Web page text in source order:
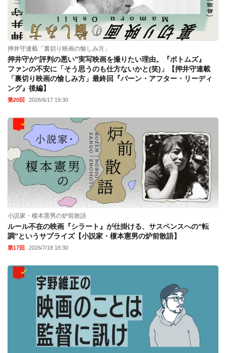
押井守連載「裏切り映画の愉しみ方」
押井守が“評判の悪い”実写映画を撮りたい理由。『ボトムズ』
ファンの不安に「そう思うのも仕方ないかと(笑)」【押井守連載
「裏切り映画の愉しみ方」最終回『バーン・アフター・リーディ
ング』後編】
第20回 2026/6/17 19:30
小説家・榎本憲男の炉前散語
ルール不在の映画『シラート』が仕掛ける、サスペンスへの“転
調”というサプライズ【小説家・榎本憲男の炉前散語】
第17回 2026/7/18 18:30